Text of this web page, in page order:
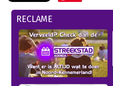
RECLAME